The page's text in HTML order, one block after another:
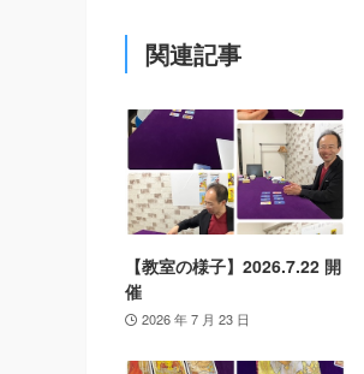
関連記事
【教室の様子】2026.7.22 開
催
2026 年 7 月 23 日